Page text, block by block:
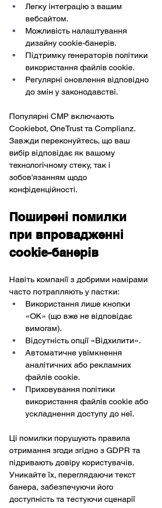
Легку інтеграцію з вашим
вебсайтом.
Можливість налаштування
дизайну cookie-банерів.
Підтримку генераторів політики
використання файлів cookie.
Регулярні оновлення відповідно
до змін у законодавстві.
Популярні CMP включають
Cookiebot, OneTrust та Complianz.
Завжди переконуйтесь, що ваш
вибір відповідає як вашому
технологічному стеку, так і
зобов'язанням щодо
конфіденційності.
Поширені помилки
при впровадженні
cookie-банерів
Навіть компанії з добрими намірами
часто потрапляють у пастки:
Використання лише кнопки
«OK» (що вже не відповідає
вимогам).
Відсутність опції «Відхилити».
Автоматичне увімкнення
аналітичних або рекламних
файлів cookie.
Приховування політики
використання файлів cookie або
ускладнення доступу до неї.
Ці помилки порушують правила
отримання згоди згідно з GDPR та
підривають довіру користувачів.
Уникайте їх, переглядаючи текст
банера, забезпечуючи його
доступність та тестуючи сценарії